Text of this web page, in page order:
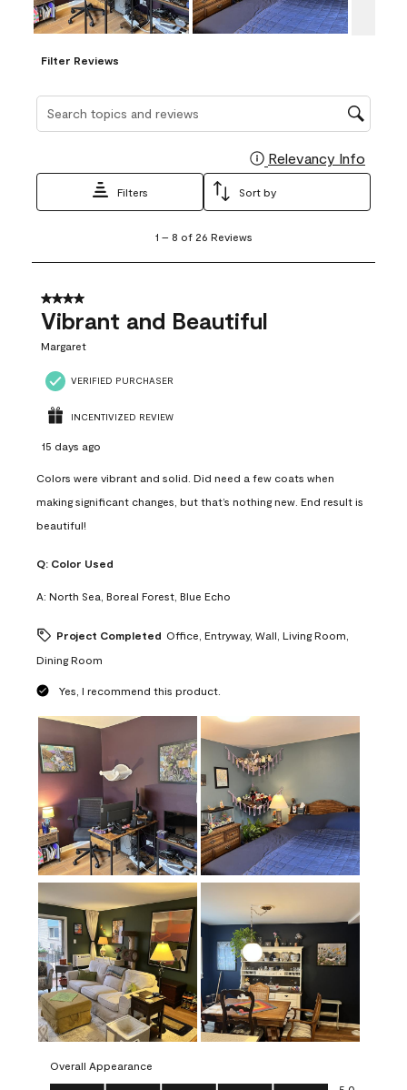
Filter Reviews
Relevancy Info
Filters Sort by
8
26
Reviews
1 – 8 of 26 Reviews
4 out of 5 stars.
Vibrant and Beautiful
Margaret
VERIFIED PURCHASER
INCENTIVIZED REVIEW
15 days ago
Colors were vibrant and solid. Did need a few coats when
making significant changes, but that’s nothing new. End result is
beautiful!
Q: Color Used
A: North Sea, Boreal Forest, Blue Echo
Project Completed Office, Entryway, Wall, Living Room,
Dining Room
Yes, I recommend this product.
Overall Appearance
Overall Appearance, 5.0 out of 5